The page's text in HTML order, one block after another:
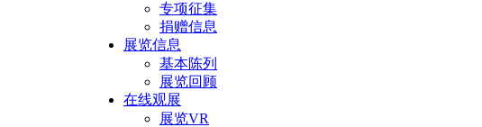
专项征集
捐赠信息
展览信息
基本陈列
展览回顾
在线观展
展览VR